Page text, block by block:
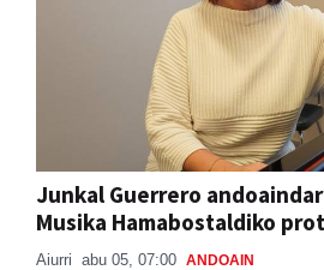
Junkal Guerrero
Musika Hamabostaldiko
Aiurri abu 05, 07:00 ANDOAIN